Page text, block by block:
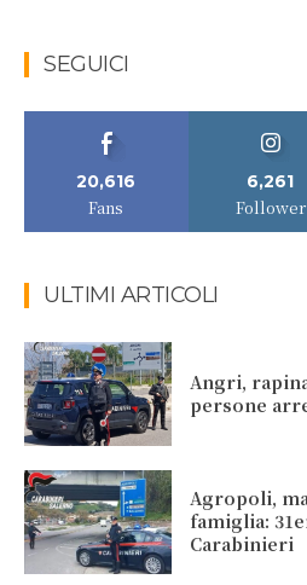
SEGUICI
20,616
Fans
6,261
Follower
ULTIMI ARTICOLI
Angri,
persone
Agropoli,
famiglia:
Carabinieri